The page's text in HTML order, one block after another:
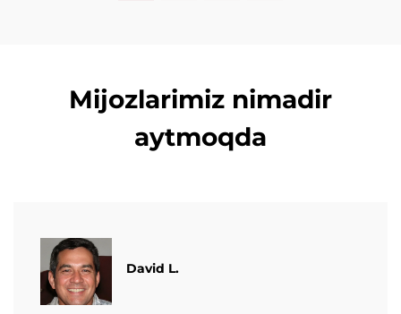
Mijozlarimiz nimadir
aytmoqda
David L.